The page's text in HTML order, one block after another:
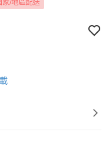
家/地區配送